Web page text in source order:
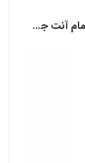
نرم کننده و آبرسان موی فر بیرون حمام آنت جکیز AUNT JACKIE’S